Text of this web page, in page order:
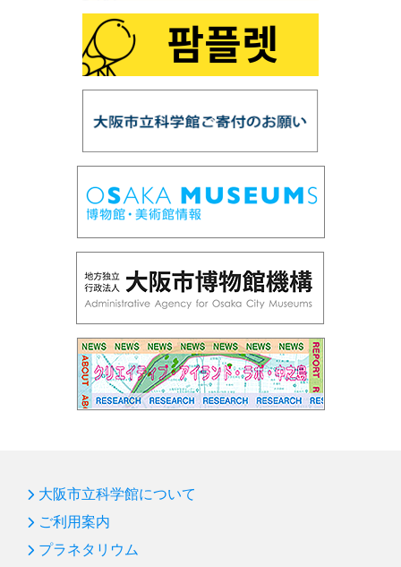
大阪市立科学館について
ご利用案内
プラネタリウム